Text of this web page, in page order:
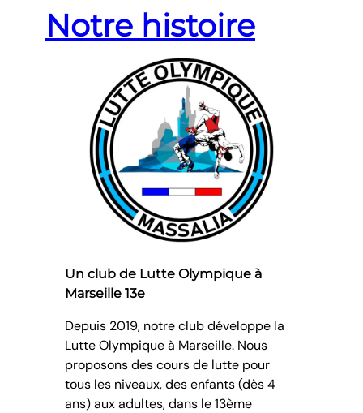
Notre histoire
Un club de Lutte Olympique à
Marseille 13e
Depuis 2019, notre club développe la
Lutte Olympique à Marseille. Nous
proposons des cours de lutte pour
tous les niveaux, des enfants (dès 4
ans) aux adultes, dans le 13ème